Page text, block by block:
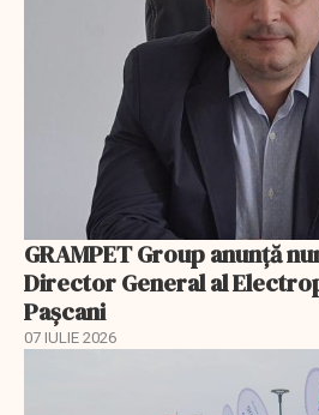
GRAMPET Group anunță
Director General al
Pașcani
07 IULIE 2026